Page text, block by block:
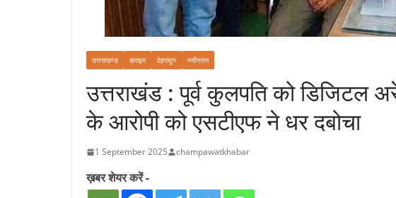
उत्तराखण्ड क्राइम देहरादून नवीनतम
उत्तराखंड : पूर्व कुलपति को डिजिटल
के आरोपी को एसटीएफ ने धर दबोचा
1 September 2025 champawatkhabar
ख़बर शेयर करें -